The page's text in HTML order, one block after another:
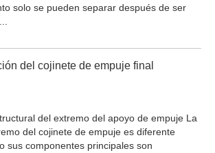
solo se pueden separar después de ser
del cojinete de empuje final
del extremo del apoyo de empuje La
del cojinete de empuje es diferente
sus componentes principales son